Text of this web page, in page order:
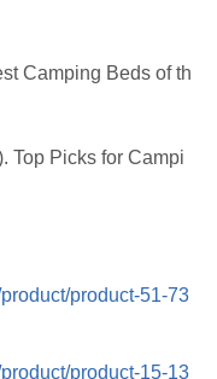
Camping Beds of th
Top Picks for Campi
product-51-73
product-15-13